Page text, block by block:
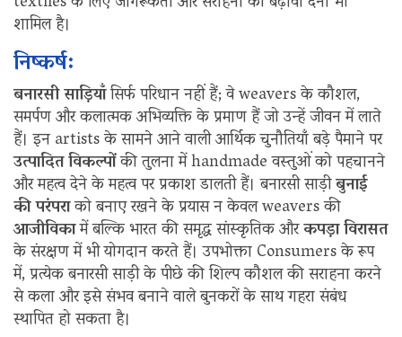
शामिल है।
निष्कर्ष:
बनारसी साड़ियाँसिर्फ परिधान नहीं हैं; वे weavers के कौशल,
समर्पण और कलात्मक अभिव्यक्ति के प्रमाण हैं जो उन्हें जीवन में लाते
हैं। इन artists के सामने आने वाली आर्थिक चुनौतियाँ बड़े पैमाने पर
उत्पादित विकल्पोंकी तुलना में handmade वस्तुओं को पहचानने
और महत्व देने के महत्व पर प्रकाश डालती हैं। बनारसी साड़ीबुनाई
की परंपराको बनाए रखने के प्रयास न केवल weavers की
आजीविकामें बल्कि भारत की समृद्ध सांस्कृतिक औरकपड़ा विरासत
के संरक्षण में भी योगदान करते हैं। उपभोक्ता Consumers के रूप
में, प्रत्येक बनारसी साड़ी के पीछे की शिल्प कौशल की सराहना करने
से कला और इसे संभव बनाने वाले बुनकरों के साथ गहरा संबंध
स्थापित हो सकता है।